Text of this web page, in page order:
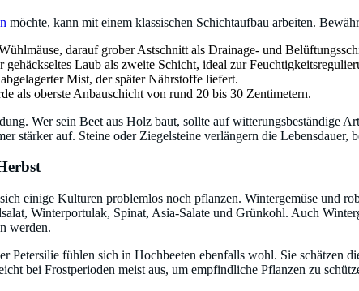
möchte, kann mit einem klassischen Schichtaufbau arbeiten.
darauf grober Astschnitt als Drainage- und
gehäckseltes Laub als zweite Schicht, ideal zur
Mist, der später Nährstoffe liefert.
als oberste Anbauschicht von rund 20 bis 30 Zentimetern.
Wer sein Beet aus Holz baut, sollte auf witterungsbeständige
stärker auf. Steine oder Ziegelsteine verlängern die Lebensdauer,
einige Kulturen problemlos noch pflanzen. Wintergemüse und
Winterportulak, Spinat, Asia-Salate und Grünkohl. Auch
werden.
Petersilie fühlen sich in Hochbeeten ebenfalls wohl. Sie schätzen
bei Frostperioden meist aus, um empfindliche Pflanzen zu